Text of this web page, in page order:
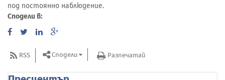
под постоянно наблюдение.
Сподели в:
RSS Сподели Разпечатай